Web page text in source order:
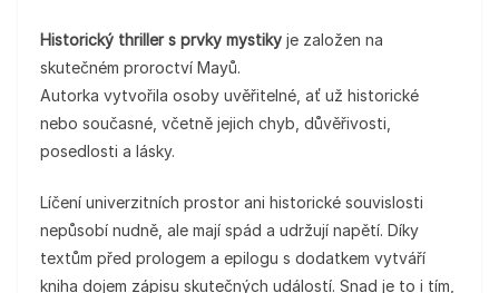
Historický thriller s prvky mystiky je založen na
skutečném proroctví Mayů.
Autorka vytvořila osoby uvěřitelné, ať už historické
nebo současné, včetně jejich chyb, důvěřivosti,
posedlosti a lásky.
Líčení univerzitních prostor ani historické souvislosti
nepůsobí nudně, ale mají spád a udržují napětí. Díky
textům před prologem a epilogu s dodatkem vytváří
kniha dojem zápisu skutečných událostí. Snad je to i tím,